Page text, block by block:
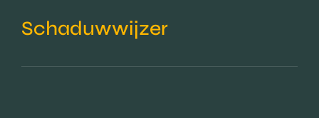
Schaduwwijzer